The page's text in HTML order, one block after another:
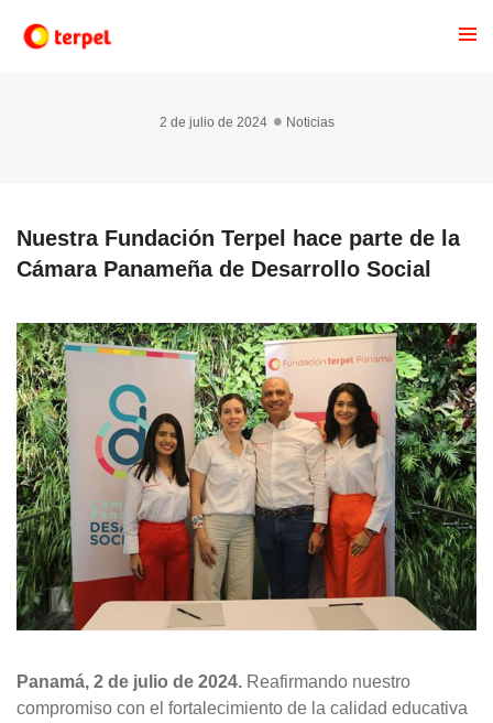
2 de julio de 2024 Noticias
Nuestra Fundación Terpel hace parte de la
Cámara Panameña de Desarrollo Social
Panamá, 2 de julio de 2024. Reafirmando nuestro
compromiso con el fortalecimiento de la calidad educativa